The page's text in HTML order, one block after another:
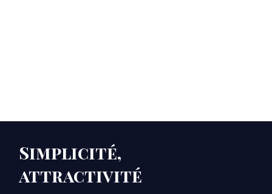
Simplicité,
attractivité